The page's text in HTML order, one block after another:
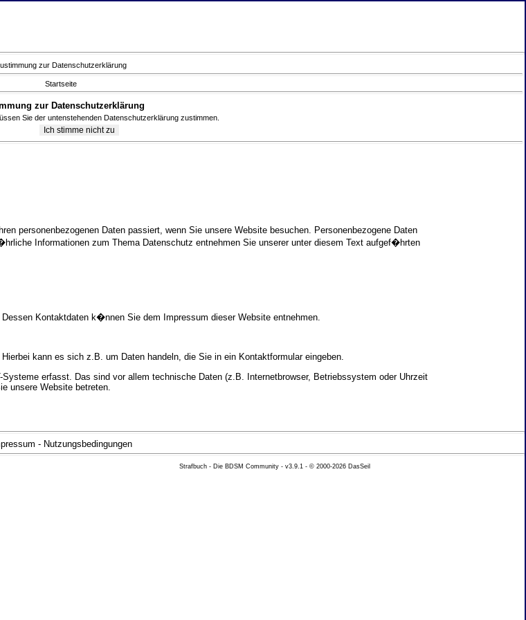
zur Datenschutzerklärung
Startseite
zur Datenschutzerklärung
Sie der untenstehenden Datenschutzerklärung zustimmen.
personenbezogenen Daten passiert, wenn Sie unsere Website besuchen. Personenbezogene Daten
Informationen zum Thema Datenschutz entnehmen Sie unserer unter diesem Text aufgef�hrten
Kontaktdaten k�nnen Sie dem Impressum dieser Website entnehmen.
kann es sich z.B. um Daten handeln, die Sie in ein Kontaktformular eingeben.
erfasst. Das sind vor allem technische Daten (z.B. Internetbrowser, Betriebssystem oder Uhrzeit
unsere Website betreten.
zu gew�hrleisten. Andere Daten k�nnen zur Analyse Ihres Nutzerverhaltens verwendet werden.
und Zweck Ihrer gespeicherten personenbezogenen Daten zu erhalten. Sie haben au�erdem ein
- Nutzungsbedingungen
Strafbuch - Die BDSM Community - v3.9.1 - © 2000-2026 DasSeil